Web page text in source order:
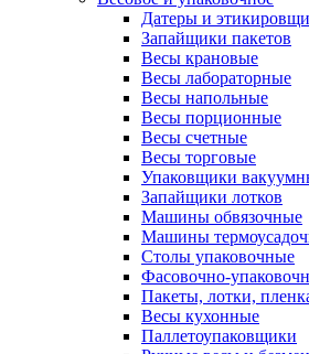
Датеры и
Запайщики пакетов
Весы крановые
Весы лабораторные
Весы напольные
Весы порционные
Весы счетные
Весы торговые
Упаковщики
Запайщики лотков
Машины обвязочные
Машины
Столы упаковочные
Фасовочно-
Пакеты, лотки,
Весы кухонные
Паллетоупаковщики